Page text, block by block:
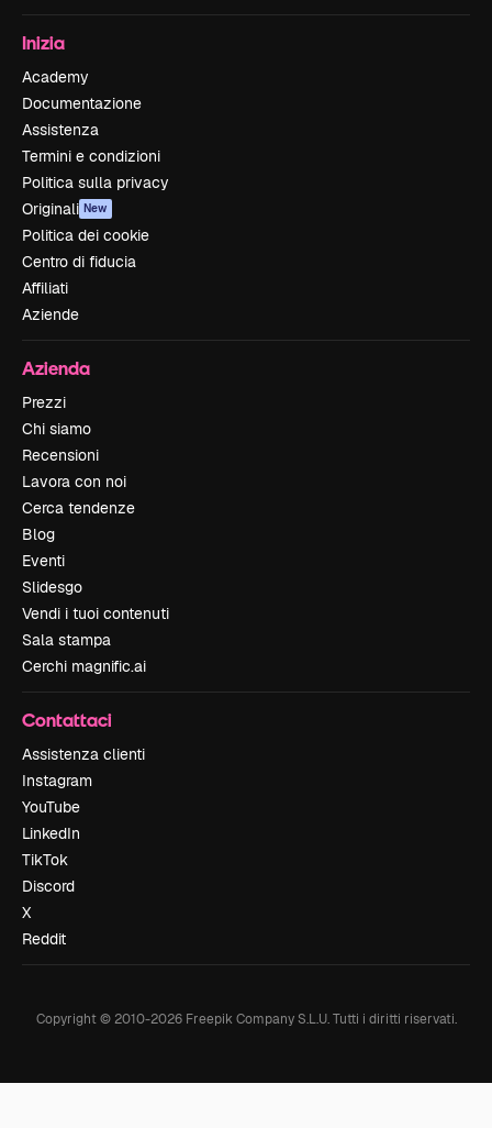
Inizia
Academy
Documentazione
Assistenza
Termini e condizioni
Politica sulla privacy
Originali New
Politica dei cookie
Centro di fiducia
Affiliati
Aziende
Azienda
Prezzi
Chi siamo
Recensioni
Lavora con noi
Cerca tendenze
Blog
Eventi
Slidesgo
Vendi i tuoi contenuti
Sala stampa
Cerchi magnific.ai
Contattaci
Assistenza clienti
Instagram
YouTube
LinkedIn
TikTok
Discord
X
Reddit
Copyright © 2010-2026Freepik Company S.L.U. Tutti i diritti riservati.